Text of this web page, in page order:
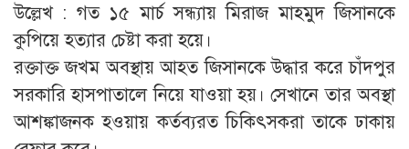
উল্লেখ : গত ১৫ মার্চ সন্ধ্যায় মিরাজ মাহমুদ জিসানকে
কুপিয়ে হত্যার চেষ্টা করা হয়ে।
রক্তাক্ত জখম অবস্থায় আহত জিসানকে উদ্ধার করে চাঁদপুর
সরকারি হাসপাতালে নিয়ে যাওয়া হয়। সেখানে তার অবস্থা
আশঙ্কাজনক হওয়ায় কর্তব্যরত চিকিৎসকরা তাকে ঢাকায়